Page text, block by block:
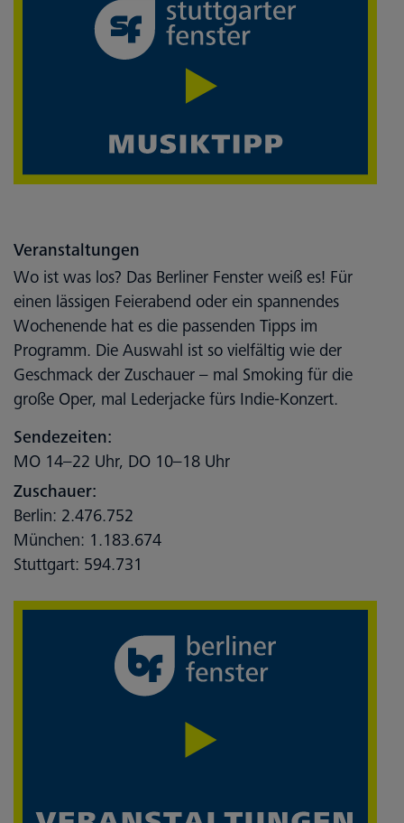
Veranstaltungen
Wo ist was los? Das Berliner Fenster weiß es! Für
einen lässigen Feierabend oder ein spannendes
Wochenende hat es die passenden Tipps im
Programm. Die Auswahl ist so vielfältig wie der
Geschmack der Zuschauer – mal Smoking für die
große Oper, mal Lederjacke fürs Indie-Konzert.
Sendezeiten:
MO 14–22 Uhr, DO 10–18 Uhr
Zuschauer:
Berlin: 2.476.752
München: 1.183.674
Stuttgart: 594.731